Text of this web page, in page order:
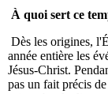
À quoi sert ce
Dès les origines,
année entière les
Jésus-Christ.
pas un fait précis